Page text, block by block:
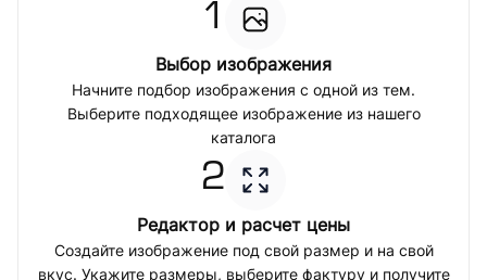
1
Выбор изображения
Начните подбор изображения с одной из тем.
Выберите подходящее изображение из нашего
каталога
2
Редактор и расчет цены
Создайте изображение под свой размер и на свой
вкус. Укажите размеры, выберите фактуру и получите